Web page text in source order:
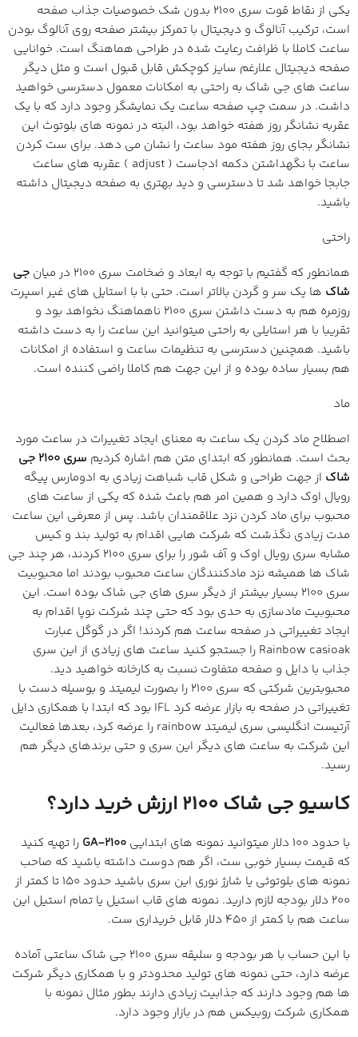
یکی از نقاط قوت سری 2100 بدون شک خصوصیات جذاب صفحه
است، ترکیب آنالوگ و دیجیتال با تمرکز بیشتر صفحه روی آنالوگ بودن
ساعت کاملا با ظرافت رعایت شده در طراحی هماهنگ است. خوانایی
صفحه دیجیتال علارغم سایز کوچکش قابل قبول است و مثل دیگر
ساعت های جی شاک به راحتی به امکانات معمول دسترسی خواهید
داشت. در سمت چپ صفحه ساعت یک نمایشگر وجود دارد که با یک
عقربه نشانگر روز هفته خواهد بود، البته در نمونه های بلوتوث این
نشانگر بجای روز هفته مود ساعت را نشان می دهد. برای ست کردن
ساعت با نگهداشتن دکمه ادجاست ( adjust ) عقربه های ساعت
جابجا خواهد شد تا دسترسی و دید بهتری به صفحه دیجیتال داشته
باشید.
راحتی
همانطور که گفتیم با توجه به ابعاد و ضخامت سری 2100 در میان
جی
شاک ها یک سر و گردن بالاتر است. حتی با با استایل های غیر اسپرت
روزمره هم به دست داشتن سری 2100 ناهماهنگ نخواهد بود و
تقریبا با هر استایلی به راحتی میتوانید این ساعت را به دست داشته
باشید. همچنین دسترسی به تنظیمات ساعت و استفاده از امکانات
هم بسیار ساده بوده و از این جهت هم کاملا راضی کننده است.
ماد
اصطلاح ماد کردن یک ساعت به معنای ایجاد تغییرات در ساعت مورد
بحث است. همانطور که ابتدای متن هم اشاره کردیم
سری 2100 جی
شاک از جهت طراحی و شکل قاب شباهت زیادی به ادومارس پیگه
رویال اوک دارد و همین امر هم باعث شده که یکی از ساعت های
محبوب برای ماد کردن نزد علاقمندان باشد. پس از معرفی این ساعت
مدت زیادی نگذشت که شرکت هایی اقدام به تولید بند و کیس
مشابه سری رویال اوک و آف شور را برای سری 2100 کردند، هر چند جی
شاک ها همیشه نزد مادکنندگان ساعت محبوب بودند اما محبوبیت
سری 2100 بسیار بیشتر از دیگر سری های جی شاک بوده است. این
محبوبیت مادسازی به حدی بود که حتی چند شرکت نوپا اقدام به
ایجاد تغییراتی در صفحه ساعت هم کردند! اگر در گوگل عبارت
Rainbow casioak را جستجو کنید ساعت های زیادی از این سری
جذاب با دایل و صفحه متفاوت نسبت به کارخانه خواهید دید.
محبوبترین شرکتی که سری 2100 را بصورت لیمیتد و بوسیله دست با
تغییراتی در صفحه به بازار عرضه کرد IFL بود که ابتدا با همکاری دایل
آرتیست انگلیسی سری لیمیتد rainbow را عرضه کرد، بعدها فعالیت
این شرکت به ساعت های دیگر این سری و حتی برندهای دیگر هم
رسید.
کاسیو جی شاک 2100 ارزش خرید دارد؟
با حدود 100 دلار میتوانید نمونه های ابتدایی GA-2100 را تهیه کنید
که قیمت بسیار خوبی ست، اگر هم دوست داشته باشید که صاحب
نمونه های بلوتوثی یا شارژ نوری این سری باشید حدود 150 تا کمتر از
200 دلار بودجه لازم دارید. نمونه های قاب استیل یا تمام استیل این
ساعت هم با کمتر از 450 دلار قابل خریداری ست.
با این حساب با هر بودجه و سلیقه سری 2100 جی شاک ساعتی آماده
عرضه دارد، حتی نمونه های تولید محدودتر و با همکاری دیگر شرکت
ها هم وجود دارند که جذابیت زیادی دارند بطور مثال نمونه با
همکاری شرکت روبیکس هم در بازار وجود دارد.